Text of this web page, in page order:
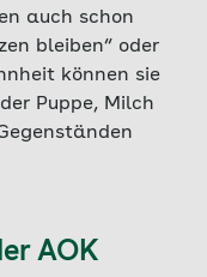
auch schon
bleiben“ oder
können sie
Puppe, Milch
AOK